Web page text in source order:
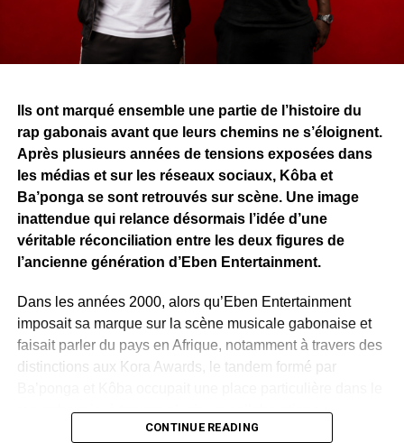
Ils ont marqué ensemble une partie de l’histoire du
rap gabonais avant que leurs chemins ne s’éloignent.
Après plusieurs années de tensions exposées dans
les médias et sur les réseaux sociaux, Kôba et
Ba’ponga se sont retrouvés sur scène. Une image
inattendue qui relance désormais l’idée d’une
véritable réconciliation entre les deux figures de
l’ancienne génération d’Eben Entertainment.
Dans les années 2000, alors qu’Eben Entertainment
imposait sa marque sur la scène musicale gabonaise et
faisait parler du pays en Afrique, notamment à travers des
distinctions aux Kora Awards, le tandem formé par
rap gabonais, à travers plusieurs collaborations.
CONTINUE READING